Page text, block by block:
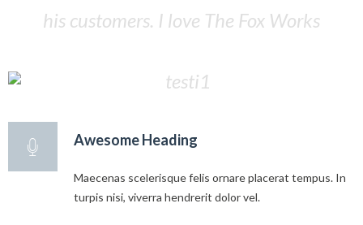
his customers. I love The Fox Works
Awesome Heading
Maecenas scelerisque felis ornare placerat tempus. In
turpis nisi, viverra hendrerit dolor vel.